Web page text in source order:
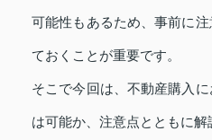
可能性もあるため、事前に
ておくことが重要です。
そこで今回は、不動産購入
は可能か、注意点とともに解